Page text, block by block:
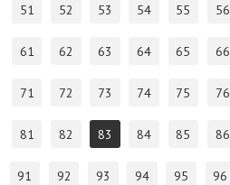
51 52 53 54 55 56
61 62 63 64 65 66
71 72 73 74 75 76
81 82 83 84 85 86
91 92 93 94 95 96